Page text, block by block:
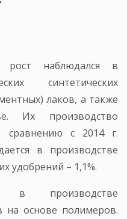
наблюдался в
синтетических
лаков, а также
Их производство
сравнению с 2014 г.
в производстве
удобрений – 1,1%.
в производстве
на основе полимеров.